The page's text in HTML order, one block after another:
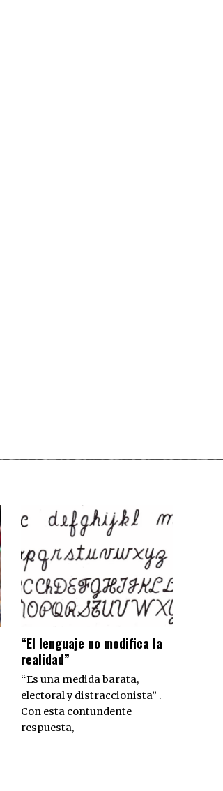
“El lenguaje no modifica la
realidad”
“Es una medida barata,
electoral y distraccionista” .
Con esta contundente
respuesta,